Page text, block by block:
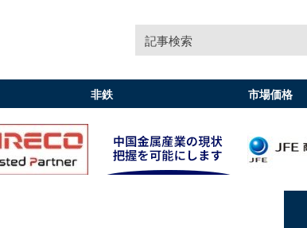
記事検索
非鉄 市場価格